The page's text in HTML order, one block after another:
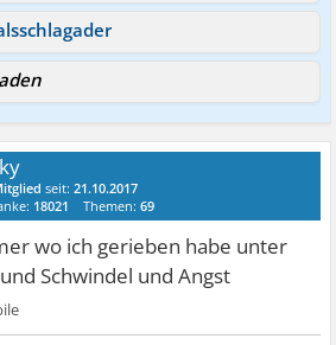
seit:21.10.2017
18021 Themen:69
wo ich gerieben habe unter
Schwindel und Angst